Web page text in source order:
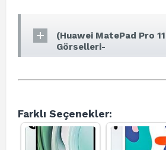
(Huawei MatePad Pro
Görselleri-
Farklı Seçenekler: